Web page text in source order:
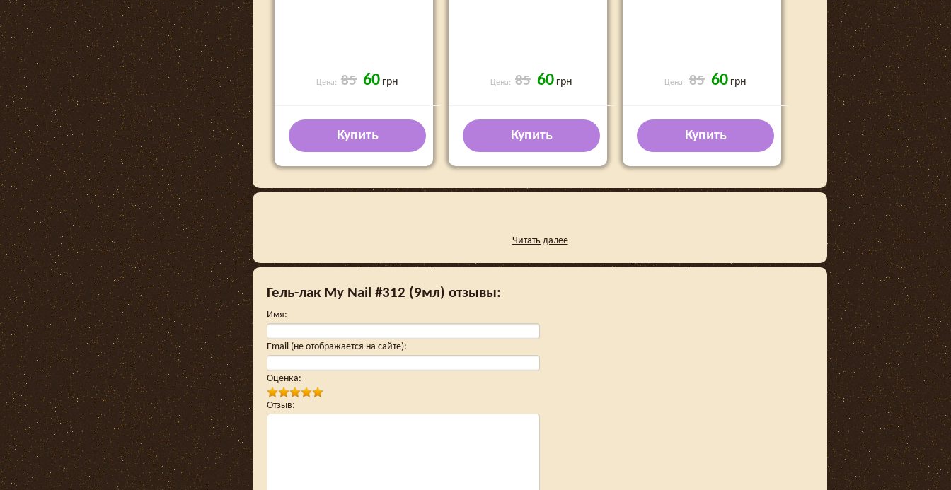
Цена: 85 60 грн
Купить
Цена: 85 60 грн
Купить
Цена: 85 60 грн
Купить
Читать далее
Гель-лак My Nail #312 (9мл) отзывы:
Имя:
Email (не отображается на сайте):
Оценка:
Отзыв: